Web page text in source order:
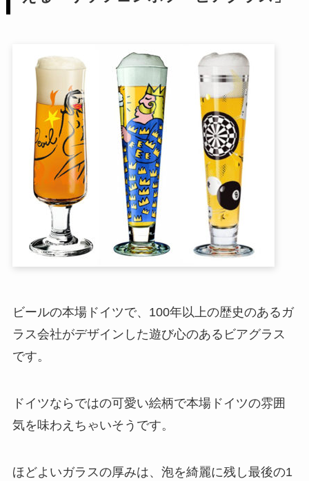
ビールの本場ドイツで、100年以上の歴史のあるガ
ラス会社がデザインした遊び心のあるビアグラス
です。
ドイツならではの可愛い絵柄で本場ドイツの雰囲
気を味わえちゃいそうです。
ほどよいガラスの厚みは、泡を綺麗に残し最後の1